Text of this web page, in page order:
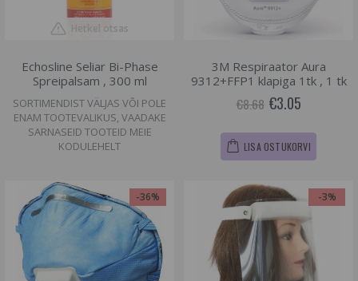
Hetkel otsas
Echosline Seliar Bi-Phase
Spreipalsam , 300 ml
SORTIMENDIST VÄLJAS VÕI POLE
ENAM TOOTEVALIKUS, VAADAKE
SARNASEID TOOTEID MEIE
KODULEHELT
3M Respiraator Aura
9312+FFP1 klapiga 1tk , 1 tk
€8.68 €3.05
LISA OSTUKORVI
-36% -3%